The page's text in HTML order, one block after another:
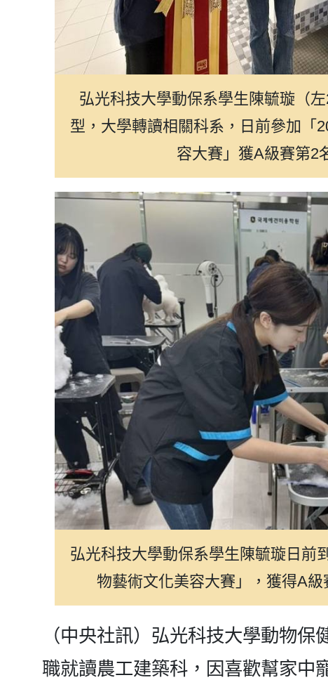
弘光科技大學動保系學生陳毓璇（
型，大學轉讀相關科系，日前參加「
容大賽」獲A級賽第2
弘光科技大學動保系學生陳毓璇日前
物藝術文化美容大賽」，獲得A級
（中央社訊）弘光科技大學動物
職就讀農工建築科，因喜歡幫家中
光華選讀